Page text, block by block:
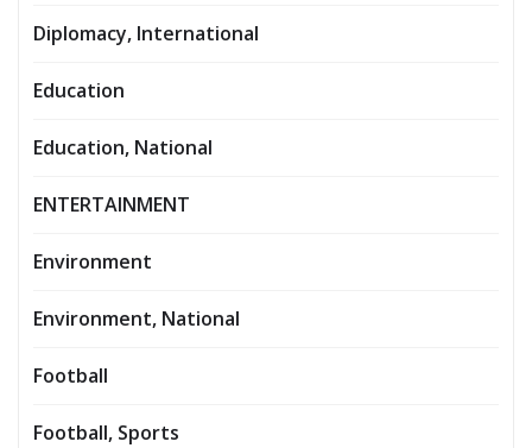
Diplomacy, International
Education
Education, National
ENTERTAINMENT
Environment
Environment, National
Football
Football, Sports